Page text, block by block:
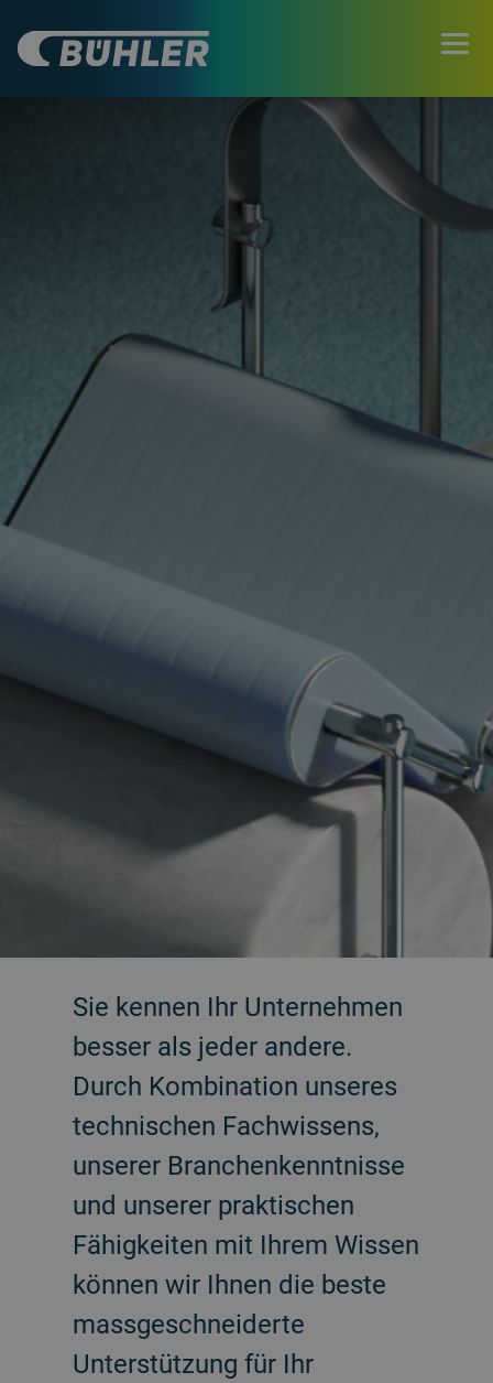
Sie kennen Ihr Unternehmen
besser als jeder andere.
Durch Kombination unseres
technischen Fachwissens,
unserer Branchenkenntnisse
und unserer praktischen
Fähigkeiten mit Ihrem Wissen
können wir Ihnen die beste
massgeschneiderte
Unterstützung für Ihr